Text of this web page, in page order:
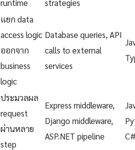
runtime
strategies
แยก data
access logic
ออกจาก
business
logic
Database queries, API
calls to external
services
ประมวลผล
request
ผ่านหลาย
step
Express middleware,
Django middleware,
ASP.NET pipeline